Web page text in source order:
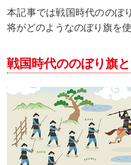
本記事では戦国時代ののぼ
将がどのようなのぼり旗を
戦国時代ののぼり旗と